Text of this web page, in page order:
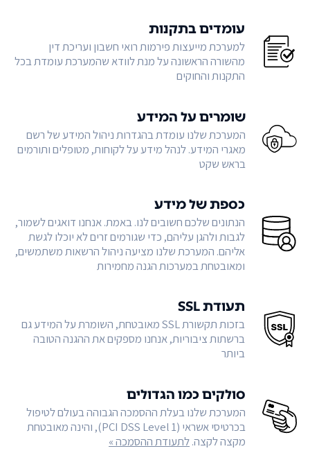
עומדים בתקנות
למערכת מייעצות פירמות רואי חשבון ועריכת דין
מהשורה הראשונה על מנת לוודא שהמערכת עומדת בכל
התקנות והחוקים
שומרים על המידע
המערכת שלנו עומדת בהגדרות ניהול המידע של רשם
מאגרי המידע. לנהל מידע על לקוחות, מטופלים ותורמים
בראש שקט
כספת של מידע
הנתונים שלכם חשובים לנו. באמת. אנחנו דואגים לשמור,
לגבות ולהגן עליהם, כדי שגורמים זרים לא יוכלו לגשת
אליהם. המערכת שלנו מציעה ניהול הרשאות משתמשים,
ומאובטחת במערכות הגנה מחמירות
תעודת SSL
בזכות תקשורת SSL מאובטחת, השומרת על המידע גם
ברשתות ציבוריות, אנחנו מספקים את ההגנה הטובה
ביותר
סולקים כמו הגדולים
המערכת שלנו בעלת ההסמכה הגבוהה בעולם לטיפול
בכרטיסי אשראי (PCI DSS Level 1), והינה מאובטחת
מקצה לקצה.לתעודת ההסמכה »